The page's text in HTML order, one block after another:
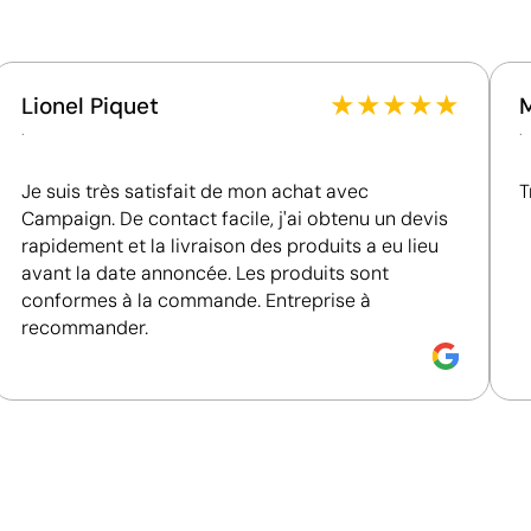
Bronze, se situant parmi les 35 % des meilleures
entreprises en matière de performance ESG.
Fournisseur certifié ISO 14001, attestant d'un
Lionel Piquet
.
★★★★★
Je suis très satisfait de mon achat avec
Campaign. De contact facile, j'ai obtenu un devis
rapidement et la livraison des produits a eu lieu
avant la date annoncée. Les produits sont
conformes à la commande. Entreprise à
recommander.
.